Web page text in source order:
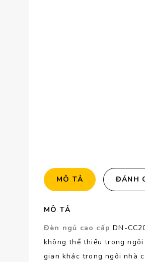
MÔ TẢ ĐÁNH
MÔ TẢ
Đèn ngủ cao cấp DN-
không thể thiếu trong
gian khác trong ngôi nhà